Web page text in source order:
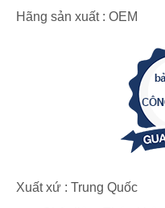
Hãng sản xuất : OEM
Xuất xứ : Trung Quốc